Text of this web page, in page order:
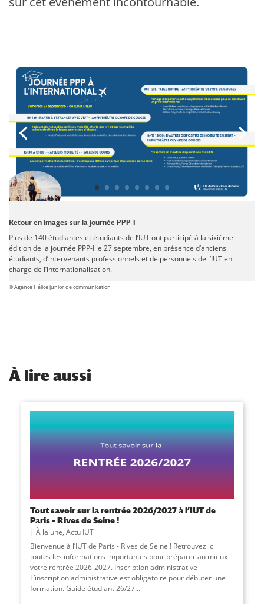
Retour en images sur la journée PPP-I
Plus de 140 étudiantes et étudiants de l’IUT ont participé à la sixième
édition de la journée PPP-I le 27 septembre, en présence d’anciens
étudiants, d’intervenants professionnels et de personnels de l’IUT en
charge de l’internationalisation.
© Agence Hélice junior de communication
À lire aussi
Tout savoir sur la rentrée 2026/2027 à l’IUT de
Paris – Rives de Seine !
À la une, Actu IUT
Bienvenue à l’IUT de Paris - Rives de Seine ! Retrouvez ici
toutes les informations importantes pour préparer au mieux
votre rentrée 2026-2027. Inscription administrative
L’inscription administrative est obligatoire pour débuter une
formation. Guide étudiant 26/27...